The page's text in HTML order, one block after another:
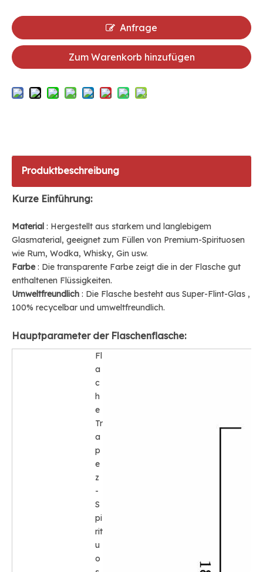
Anfrage
Zum Warenkorb hinzufügen
Produktbeschreibung
Kurze Einführung:
Material : Hergestellt aus starkem und langlebigem
Glasmaterial, geeignet zum Füllen von Premium-Spirituosen
wie Rum, Wodka, Whisky, Gin usw.
Farbe: Die transparente Farbe zeigt die in der Flasche gut
enthaltenen Flüssigkeiten.
Umweltfreundlich : Die Flasche besteht aus Super-Flint-Glas ,
100% recycelbar und umweltfreundlich.
Hauptparameter der Flaschenflasche:
Fl
a
c
h
e
Tr
a
p
e
z
-
S
pi
rit
u
o